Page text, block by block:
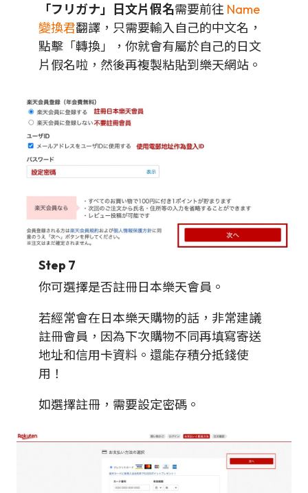
「フリガナ」日文片假名需要前往 Name
變換君翻譯，只需要輸入自己的中文名，
點擊「轉換」，你就會有屬於自己的日文
片假名啦，然後再複製粘貼到樂天網站。
Step 7
你可選擇是否註冊日本樂天會員。
若經常會在日本樂天購物的話，非常建議
註冊會員，因為下次購物不同再填寫寄送
地址和信用卡資料。還能存積分抵錢使
用！
如選擇註冊，需要設定密碼。